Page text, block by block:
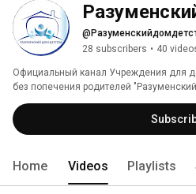
28 subscribers • 40
Официальный канал Учреждения для
без попечения родителей
области.
Home Videos Playlists